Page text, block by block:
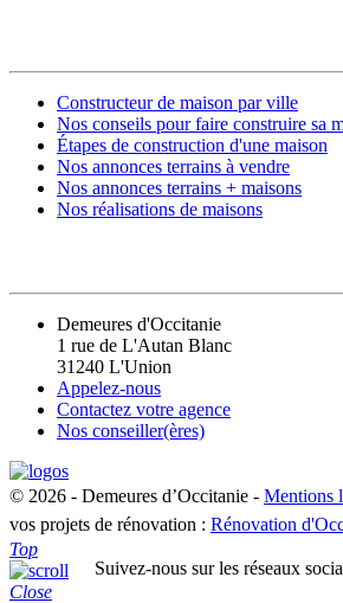
Constructeur de maison par ville
Nos conseils pour faire construire sa
Étapes de construction d'une maison
Nos annonces terrains à vendre
Nos annonces terrains + maisons
Nos réalisations de maisons
Demeures d'Occitanie
1 rue de L'Autan Blanc
31240 L'Union
Appelez-nous
Contactez votre agence
Nos conseiller(ères)
© 2026 - Demeures d’Occitanie - Mentions
vos projets de rénovation : Rénovation
Suivez-nous sur les réseaux
Top
Close